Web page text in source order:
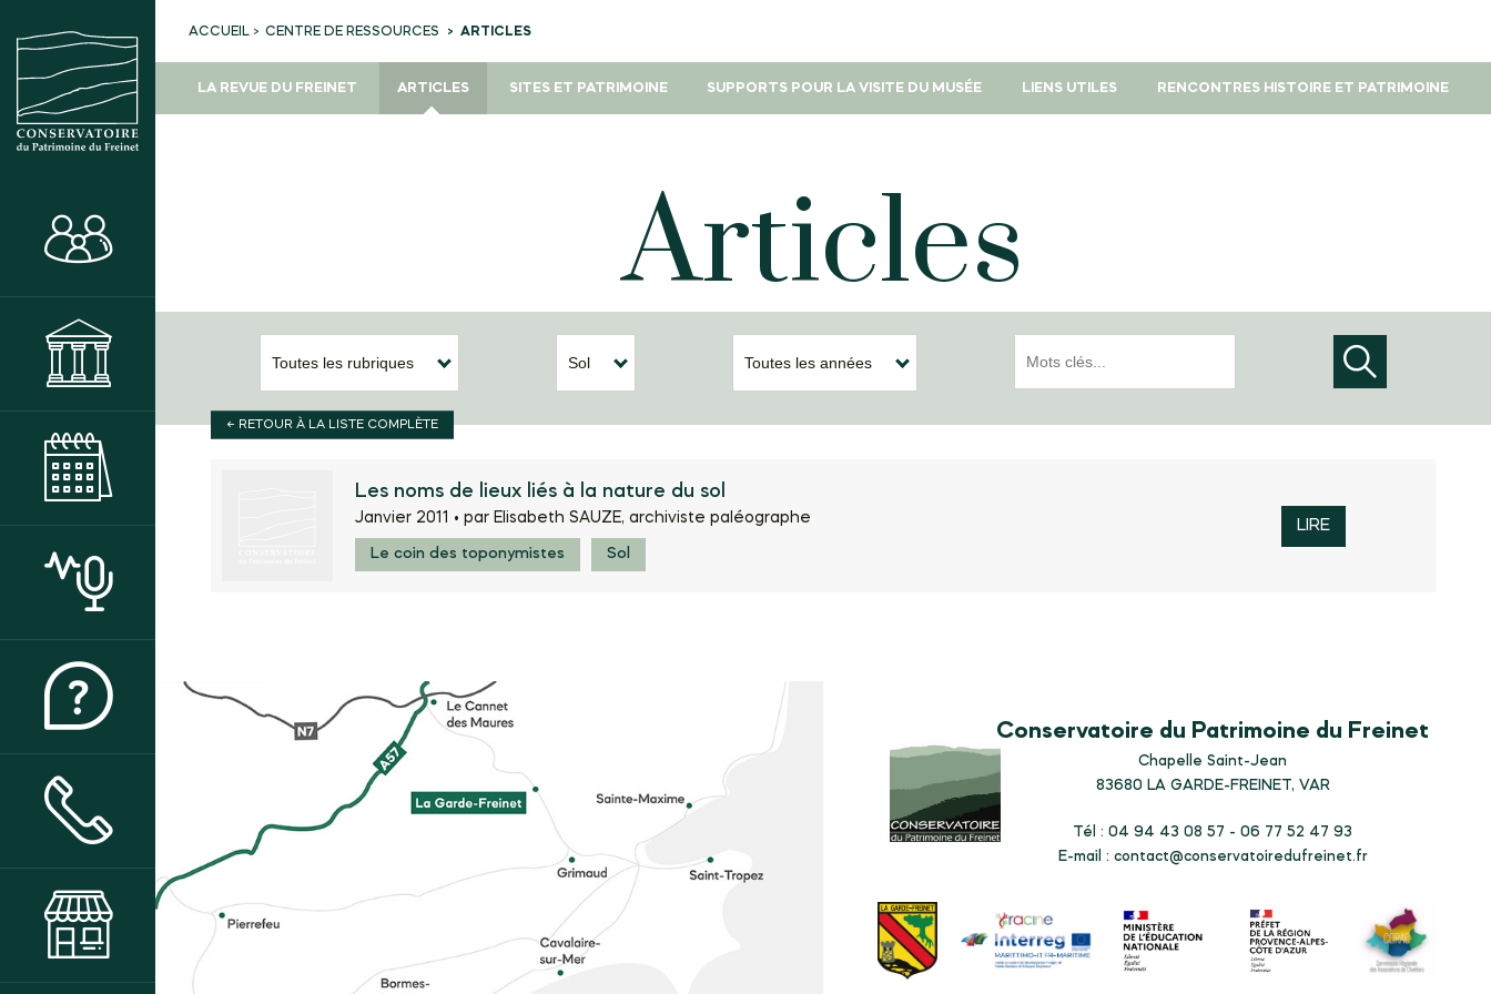
QUI SOMMES-NOUS ?
BOUTIQUE
ACCUEIL CENTRE DE RESSOURCES ARTICLES
LA REVUE DU FREINET ARTICLES SITES ET PATRIMOINE SUPPORTS POUR LA VISITE DU MUSÉE LIENS UTILES RENCONTRES HISTOIRE ET PATRIMOINE
Articles
Toutes les rubriques Sol Toutes les années
← RETOUR À LA LISTE COMPLÈTE
Les noms de lieux liés à la nature du sol
Janvier 2011 • par Elisabeth SAUZE, archiviste paléographe
Le coin des toponymistes Sol
LIRE
Conservatoire du Patrimoine du Freinet
Chapelle Saint-Jean
83680 LA GARDE-FREINET, VAR
Tél : 04 94 43 08 57 - 06 77 52 47 93
E-mail : contact@conservatoiredufreinet.fr